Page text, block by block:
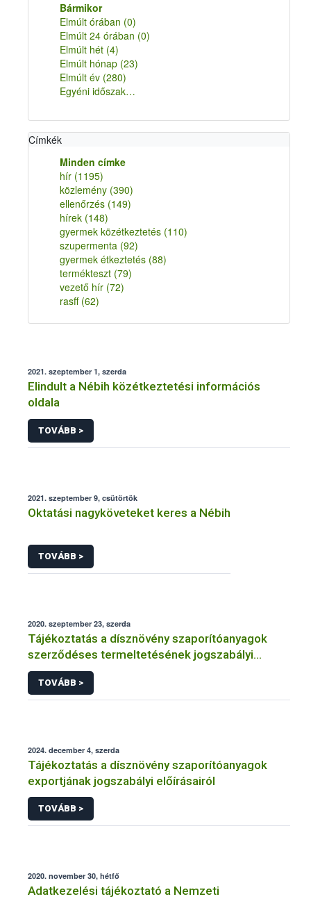
Bármikor
Elmúlt órában (0)
Elmúlt 24 órában (0)
Elmúlt hét (4)
Elmúlt hónap (23)
Elmúlt év (280)
Egyéni időszak…
Címkék
Minden címke
hír (1195)
közlemény (390)
ellenőrzés (149)
hírek (148)
gyermek közétkeztetés (110)
szupermenta (92)
gyermek étkeztetés (88)
termékteszt (79)
vezető hír (72)
rasff (62)
2021. szeptember 1, szerda
Elindult a Nébih közétkeztetési információs
oldala
TOVÁBB >
2021. szeptember 9, csütörtök
Oktatási nagyköveteket keres a Nébih
TOVÁBB >
2020. szeptember 23, szerda
Tájékoztatás a dísznövény szaporítóanyagok
szerződéses termeltetésének jogszabályi
előírásairól
TOVÁBB >
2024. december 4, szerda
Tájékoztatás a dísznövény szaporítóanyagok
exportjának jogszabályi előírásairól
TOVÁBB >
2020. november 30, hétfő
Adatkezelési tájékoztató a Nemzeti